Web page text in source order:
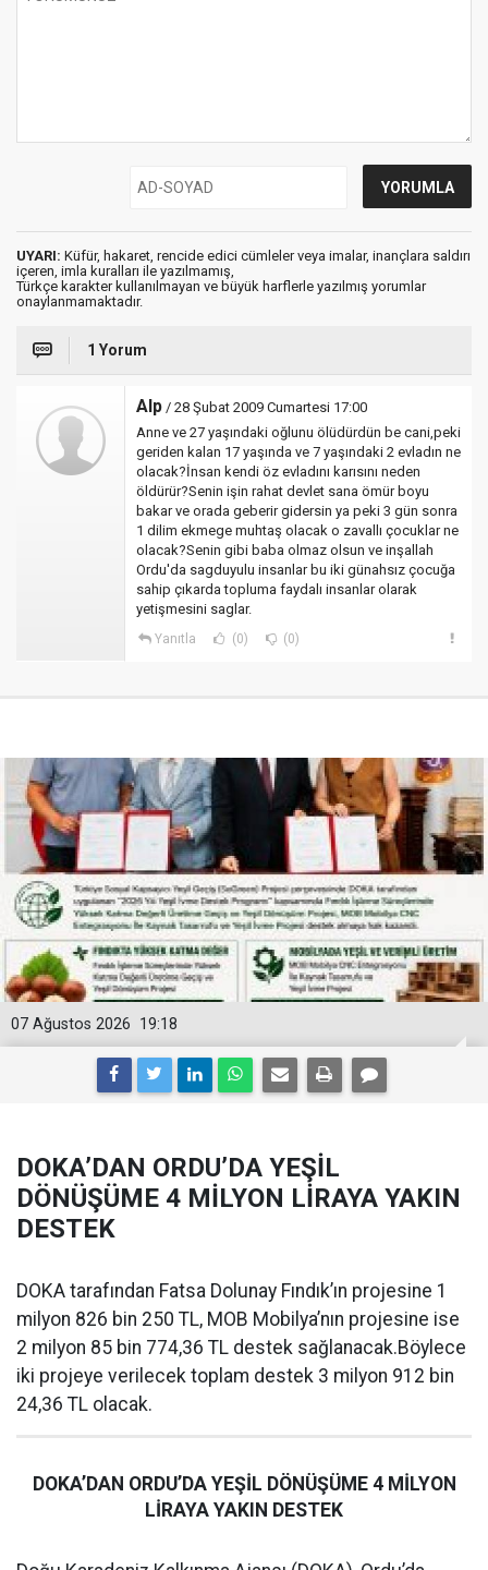
UYARI: Küfür, hakaret, rencide edici cümleler veya imalar, inançlara saldırı
içeren, imla kuralları ile yazılmamış,
Türkçe karakter kullanılmayan ve büyük harflerle yazılmış yorumlar
onaylanmamaktadır.
1 Yorum
Alp / 28 Şubat 2009 Cumartesi 17:00
Anne ve 27 yaşındaki oğlunu ölüdürdün be cani,peki
geriden kalan 17 yaşında ve 7 yaşındaki 2 evladın ne
olacak?İnsan kendi öz evladını karısını neden
öldürür?Senin işin rahat devlet sana ömür boyu
bakar ve orada geberir gidersin ya peki 3 gün sonra
1 dilim ekmege muhtaş olacak o zavallı çocuklar ne
olacak?Senin gibi baba olmaz olsun ve inşallah
Ordu'da sagduyulu insanlar bu iki günahsız çocuğa
sahip çıkarda topluma faydalı insanlar olarak
yetişmesini saglar.
Yanıtla (0) (0)
19:18
07 Ağustos 2026
DOKA’DAN ORDU’DA YEŞİL
DÖNÜŞÜME 4 MİLYON LİRAYA YAKIN
DESTEK
DOKA tarafından Fatsa Dolunay Fındık’ın projesine 1
milyon 826 bin 250 TL, MOB Mobilya’nın projesine ise
2 milyon 85 bin 774,36 TL destek sağlanacak.Böylece
iki projeye verilecek toplam destek 3 milyon 912 bin
24,36 TL olacak.
DOKA’DAN ORDU’DA YEŞİL DÖNÜŞÜME 4 MİLYON
LİRAYA YAKIN DESTEK